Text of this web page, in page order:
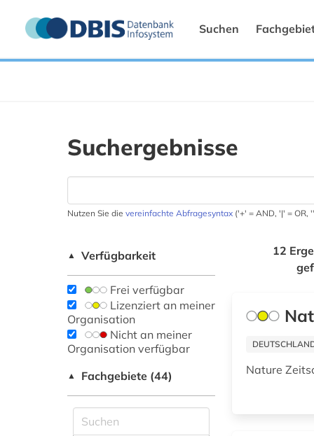
Suchen
Suchergebnisse
Nutzen Sie die vereinfachte Abfragesyntax ('+' = AND, '|' = OR,
▲ Verfügbarkeit
Frei verfügbar
Lizenziert an meiner
Organisation
Nicht an meiner
Organisation verfügbar
▲ Fachgebiete (44)
12
Nature